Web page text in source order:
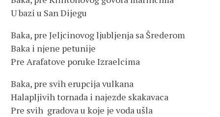
U bazi u San Dijegu
Baka, pre Jeljcinovog ljubljenja sa Šrederom
Baka i njene petunije
Pre Arafatove poruke Izraelcima
Baka, pre svih erupcija vulkana
Halapljivih tornada i najezde skakavaca
Pre svih gradova u koje je voda ušla